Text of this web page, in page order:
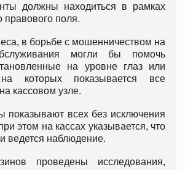
должны находиться в рамках
поля.
в борьбе с мошенничеством на
могли бы помочь
на уровне глаз или
которых показывается все
кассовом узле.
показывают всех без исключения
этом на кассах указывается, что
ведется наблюдение.
проведены исследования,